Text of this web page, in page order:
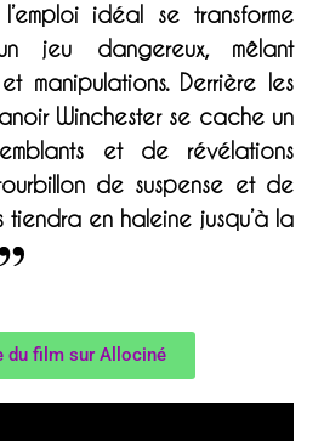
l’emploi idéal se transforme
jeu dangereux, mêlant
manipulations. Derrière les
Winchester se cache un
et de révélations
de suspense et de
en haleine jusqu’à la
du film sur Allociné